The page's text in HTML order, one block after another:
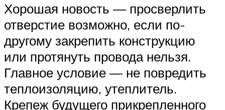
Хорошая новость — просверлить
отверстие возможно, если по-
другому закрепить конструкцию
или протянуть провода нельзя.
Главное условие — не повредить
теплоизоляцию, утеплитель.
Крепеж будущего прикрепленного